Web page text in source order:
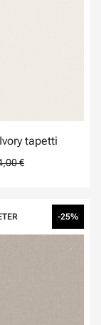
tapetti
€
-25%